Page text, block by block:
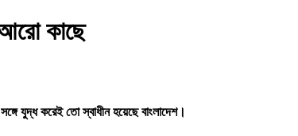
কাছে
যুদ্ধ করেই তো স্বাধীন হয়েছে বাংলাদেশ।